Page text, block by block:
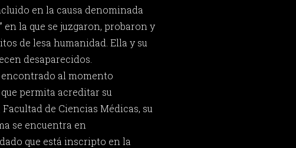
en la causa denominada
en la que se juzgaron, probaron y
de lesa humanidad. Ella y su
desaparecidos.
encontrado al momento
permita acreditar su
de Ciencias Médicas, su
se encuentra en
que está inscripto en la